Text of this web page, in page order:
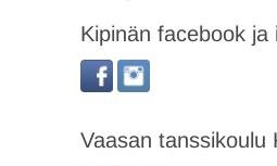
Kipinän facebook ja
Vaasan tanssikoulu